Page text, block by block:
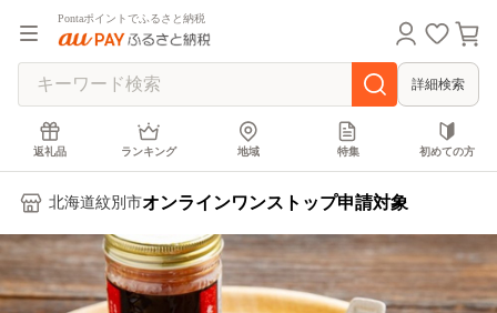
Pontaポイントでふるさと納税
詳細検索
返礼品 ランキング 地域 特集 初めての方
北海道紋別市オンラインワンストップ申請対象